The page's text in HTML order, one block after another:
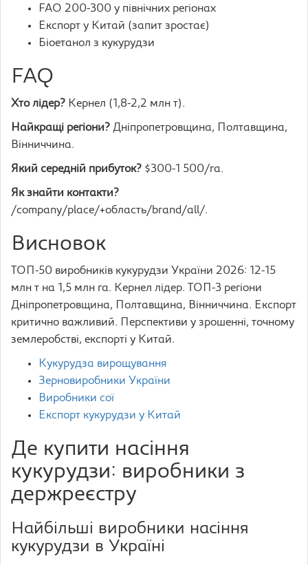
FAO 200-300 у північних регіонах
Експорт у Китай (запит зростає)
Біоетанол з кукурудзи
FAQ
Хто лідер? Кернел (1,8-2,2 млн т).
Найкращі регіони? Дніпропетровщина, Полтавщина,
Вінниччина.
Який середній прибуток? $300-1 500/га.
Як знайти контакти?
/company/place/+область/brand/all/.
Висновок
ТОП-50 виробників кукурудзи України 2026: 12-15
млн т на 1,5 млн га. Кернел лідер. ТОП-3 регіони
Дніпропетровщина, Полтавщина, Вінниччина. Експорт
критично важливий. Перспективи у зрошенні, точному
землеробстві, експорті у Китай.
Кукурудза вирощування
Зерновиробники України
Виробники сої
Експорт кукурудзи у Китай
Де купити насіння
кукурудзи: виробники з
держреєстру
Найбільші виробники насіння
кукурудзи в Україні